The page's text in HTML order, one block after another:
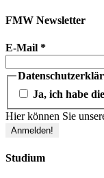
FMW Newsletter
E-Mail *
Ja, ich habe
Hier können Sie
Studium